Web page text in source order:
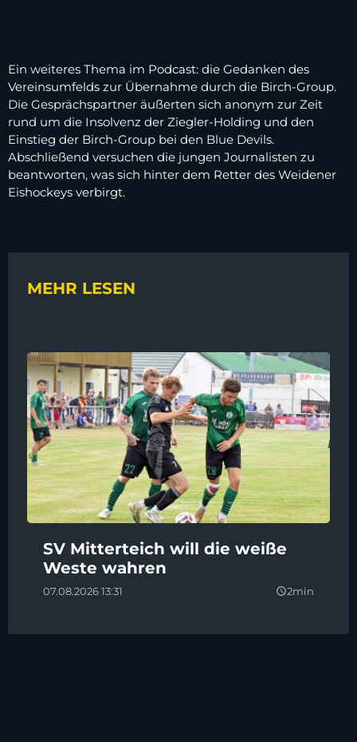
Ein weiteres Thema im Podcast: die Gedanken des
Vereinsumfelds zur Übernahme durch die Birch-Group.
Die Gesprächspartner äußerten sich anonym zur Zeit
rund um die Insolvenz der Ziegler-Holding und den
Einstieg der Birch-Group bei den Blue Devils.
Abschließend versuchen die jungen Journalisten zu
beantworten, was sich hinter dem Retter des Weidener
Eishockeys verbirgt.
MEHR LESEN
SV Mitterteich will die weiße
Weste wahren
07.08.2026 13:31 query_builder2min